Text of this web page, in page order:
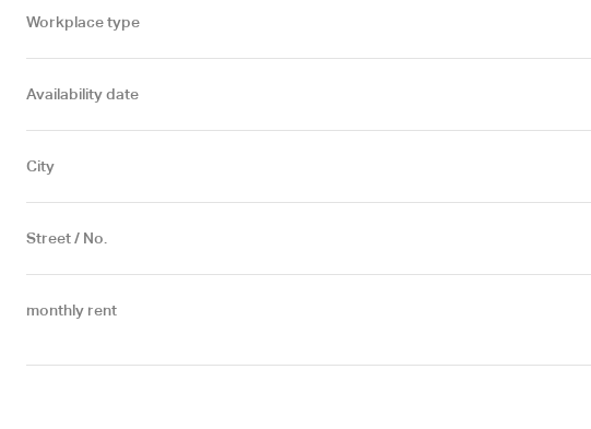
Workplace type
Availability date
City
Street / No.
monthly rent